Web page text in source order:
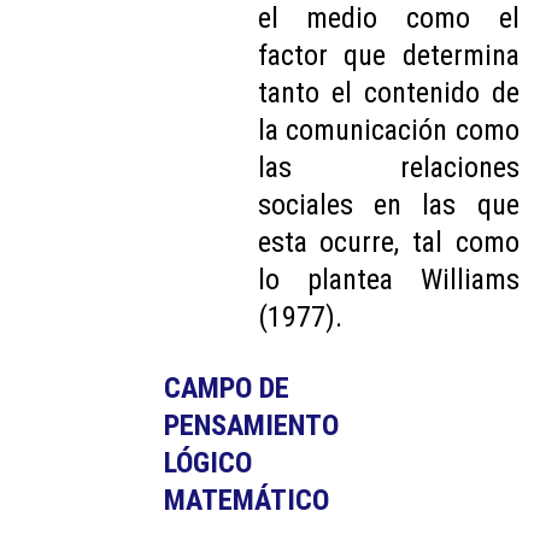
el medio como el
factor que determina
tanto el contenido de
la comunicación como
las relaciones
sociales en las que
esta ocurre, tal como
lo plantea Williams
(1977).
CAMPO DE
PENSAMIENTO
LÓGICO
MATEMÁTICO